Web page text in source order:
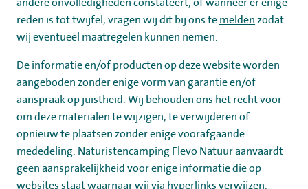
andere onvolledigheden constateert, of wanneer er enige
reden is tot twijfel, vragen wij dit bij ons te melden zodat
wij eventueel maatregelen kunnen nemen.
De informatie en/of producten op deze website worden
aangeboden zonder enige vorm van garantie en/of
aanspraak op juistheid. Wij behouden ons het recht voor
om deze materialen te wijzigen, te verwijderen of
opnieuw te plaatsen zonder enige voorafgaande
mededeling. Naturistencamping Flevo Natuur aanvaardt
geen aansprakelijkheid voor enige informatie die op
websites staat waarnaar wij via hyperlinks verwijzen.